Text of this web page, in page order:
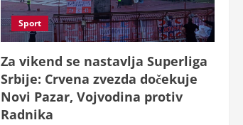
Sport
Za vikend se nastavlja Superliga
Srbije: Crvena zvezda dočekuje
Novi Pazar, Vojvodina protiv
Radnika